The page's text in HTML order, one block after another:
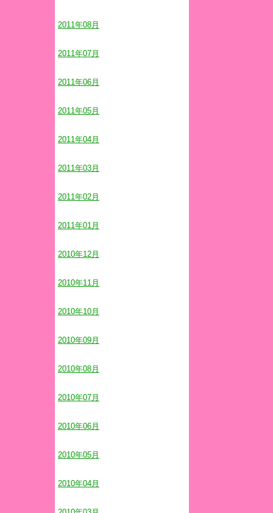
2011年08月
2011年07月
2011年06月
2011年05月
2011年04月
2011年03月
2011年02月
2011年01月
2010年12月
2010年11月
2010年10月
2010年09月
2010年08月
2010年07月
2010年06月
2010年05月
2010年04月